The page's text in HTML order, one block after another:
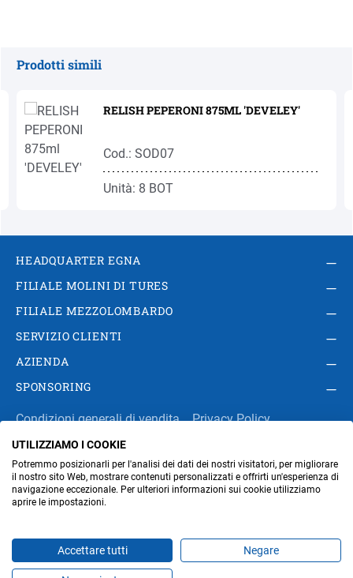
Prodotti simili
RELISH PEPERONI 875ML 'DEVELEY'
Cod.: SOD07
Unità: 8 BOT
HEADQUARTER EGNA
FILIALE MOLINI DI TURES
FILIALE MEZZOLOMBARDO
SERVIZIO CLIENTI
AZIENDA
SPONSORING
Condizioni generali di vendita
Privacy Policy
Impressum
Modifica impostazioni dei cookie
Amministrazione
UTILIZZIAMO I COOKIE
Potremmo posizionarli per l'analisi dei dati dei nostri visitatori, per migliorare
il nostro sito Web, mostrare contenuti personalizzati e offrirti un'esperienza di
navigazione eccezionale. Per ulteriori informazioni sui cookie utilizziamo
aprire le impostazioni.
Accettare tutti Negare